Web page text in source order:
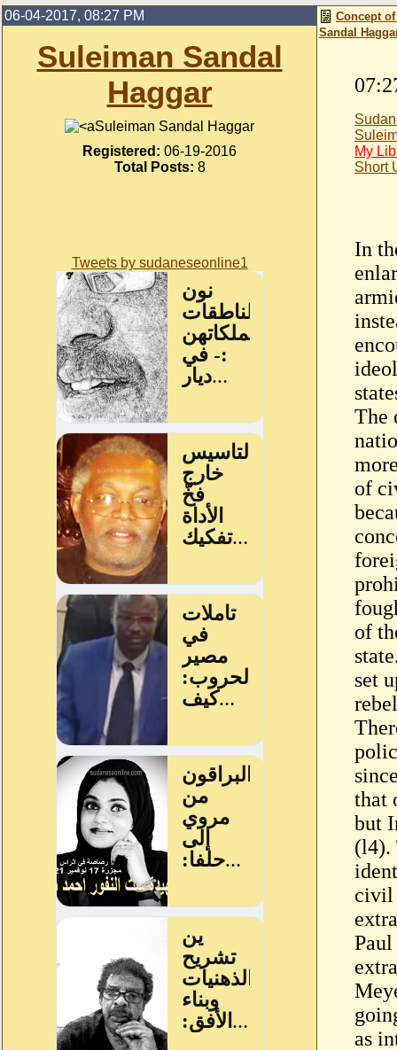
06-04-2017, 08:27 PM
Suleiman Sandal
Haggar
Suleiman Sandal Haggar
Registered: 06-19-2016
Total Posts: 8
Tweets by sudaneseonline1
Concept
Sandal
My
Short
In
The
of
of
set
that
but
(l4).
civil
as